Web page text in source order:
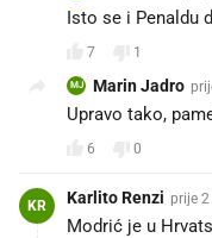
Isto se i Penaldu
7 1
MJ Marin Jadro
Upravo tako,
6 0
KR Karlito Renzi prije
Modrić je u